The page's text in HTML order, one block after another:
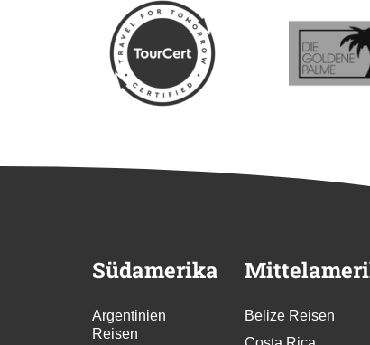
Südamerika
Argentinien
Reisen
Belize Reisen